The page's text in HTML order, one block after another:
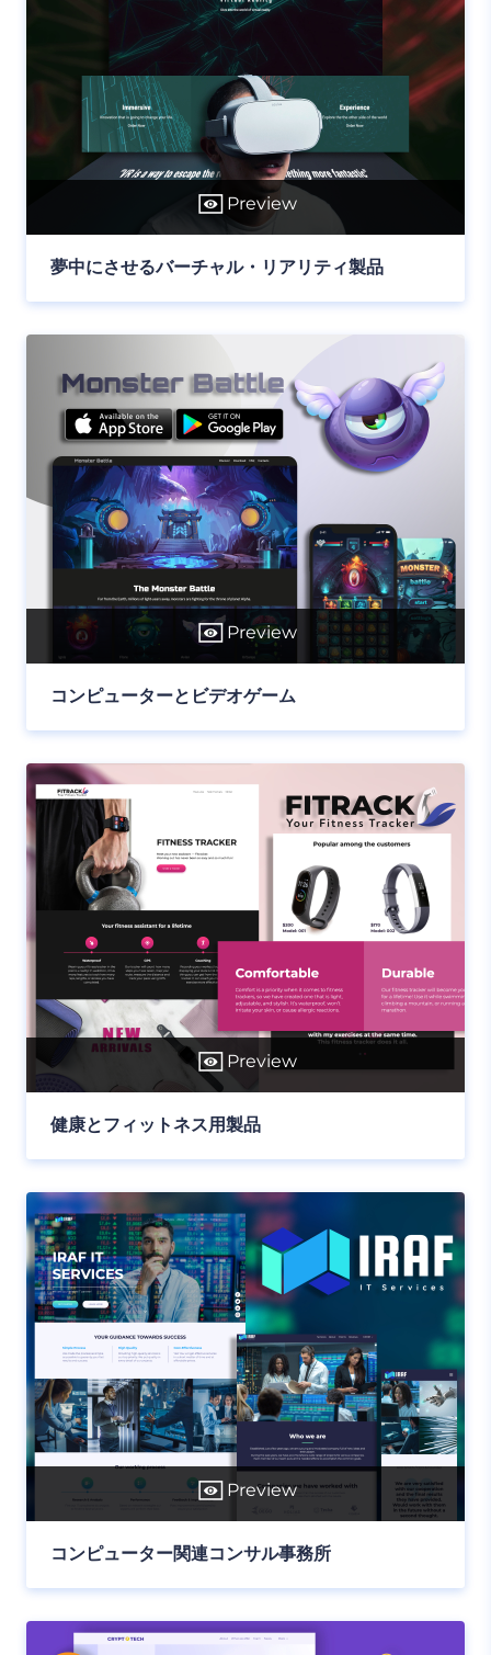
Preview
夢中にさせるバーチャル・リアリティ製品
Preview
コンピューターとビデオゲーム
Preview
健康とフィットネス用製品
Preview
コンピューター関連コンサル事務所